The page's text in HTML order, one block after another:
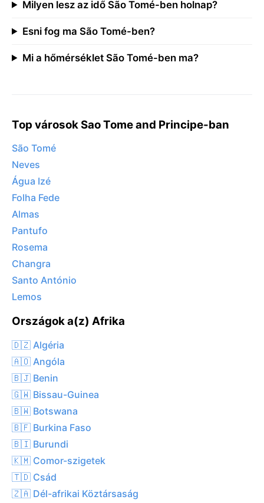
Milyen lesz az idő São Tomé-ben holnap?
Esni fog ma São Tomé-ben?
Mi a hőmérséklet São Tomé-ben ma?
Top városok Sao Tome and Principe-ban
São Tomé
Neves
Água Izé
Folha Fede
Almas
Pantufo
Rosema
Changra
Santo António
Lemos
Országok a(z) Afrika
🇩🇿 Algéria
🇦🇴 Angóla
🇧🇯 Benin
🇬🇼 Bissau-Guinea
🇧🇼 Botswana
🇧🇫 Burkina Faso
🇧🇮 Burundi
🇰🇲 Comor-szigetek
🇹🇩 Csád
🇿🇦 Dél-afrikai Köztársaság